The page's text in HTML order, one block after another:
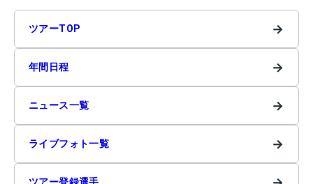
ツアーTOP →
年間日程 →
ニュース一覧 →
ライブフォト一覧 →